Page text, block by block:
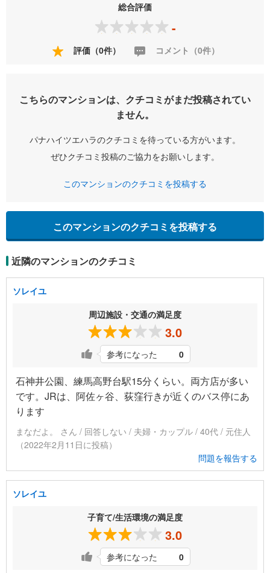
総合評価
-
評価（0件） コメント（0件）
こちらのマンションは、クチコミがまだ投稿されてい
ません。
パナハイツエハラのクチコミを待っている方がいます。
ぜひクチコミ投稿のご協力をお願いします。
このマンションのクチコミを投稿する
このマンションのクチコミを投稿する
近隣のマンションのクチコミ
ソレイユ
周辺施設・交通の満足度
3.0
参考になった 0
石神井公園、練馬高野台駅15分くらい。両方店が多い
です。JRは、阿佐ヶ谷、荻窪行きが近くのバス停にあ
ります
まなだよ。 さん / 回答しない / 夫婦・カップル / 40代 / 元住人
（2022年2月11日に投稿）
問題を報告する
ソレイユ
子育て/生活環境の満足度
3.0
参考になった 0